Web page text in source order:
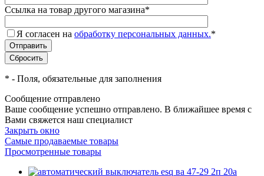
Ссылка на товар другого магазина*
Я согласен на обработку персональных данных.*
* - Поля, обязательные для заполнения
Сообщение отправлено
Ваше сообщение успешно отправлено. В ближайшее время с
Вами свяжется наш специалист
Закрыть окно
Самые продаваемые товары
Просмотренные товары